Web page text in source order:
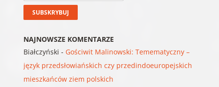
NAJNOWSZE KOMENTARZE
Białczyński - Gościwit Malinowski: Temematyczny –
język przedsłowiańskich czy przedindoeuropejskich
mieszkańców ziem polskich